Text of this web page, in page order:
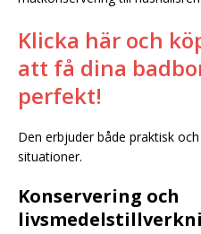
Klicka här och
att få dina
perfekt!
Den erbjuder både praktisk
situationer.
Konservering och